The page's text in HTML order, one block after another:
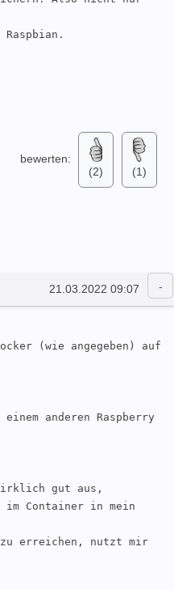
bewerten:
(2)
(1)
21.03.2022 09:07
(wie angegeben) auf
anderen Raspberry
gut aus,
im Container in mein
zu erreichen, nutzt mir